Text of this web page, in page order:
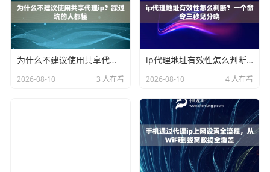
为什么不建议使用共享代理ip？踩过坑的人都懂
2026-08-10 3 人在看
ip代理地址有效性怎么判断？一个命令三秒见分晓
2026-08-10 4 人在看